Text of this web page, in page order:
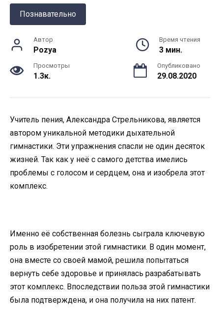
Познавательно
Автор
Pozya
Время чтения
3 мин.
Просмотры
1.3к.
Опубликовано
29.08.2020
Учитель пения, Александра Стрельникова, является
автором уникальной методики дыхательной
гимнастики. Эти упражнения спасли не один десяток
жизней. Так как у неё с самого детства имелись
проблемы с голосом и сердцем, она и изобрела этот
комплекс.
Именно её собственная болезнь сыграла ключевую
роль в изобретении этой гимнастики. В один момент,
она вместе со своей мамой, решила попытаться
вернуть себе здоровье и принялась разрабатывать
этот комплекс. Впоследствии польза этой гимнастики
была подтверждена, и она получила на них патент.